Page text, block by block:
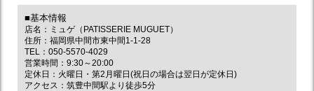
■基本情報
店名：ミュゲ（PATISSERIE MUGUET）
住所：福岡県中間市東中間1-1-28
TEL：050-5570-4029
営業時間：9:30～20:00
定休日：火曜日・第2月曜日(祝日の場合は翌日が定休日)
アクセス：筑豊中間駅より徒歩5分